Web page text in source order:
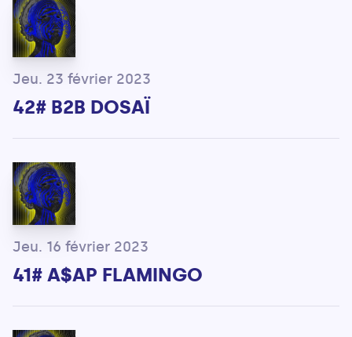
Jeu. 23 février 2023
42# B2B DOSAÏ
Jeu. 16 février 2023
41# A$AP FLAMINGO